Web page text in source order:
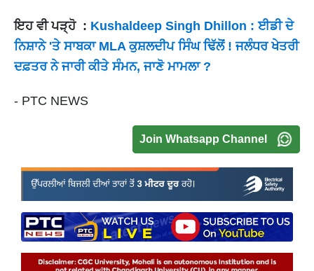
ਇਹ ਵੀ ਪੜ੍ਹੋ : Kushaldeep Singh Dhillon : ਈਡੀ ਦੇ
ਨਿਸ਼ਾਨੇ 'ਤੇ ਸਾਬਕਾ MLA ਕੁਸ਼ਲਦੀਪ ਸਿੰਘ ਢਿੱਲੋਂ ! ਜਲੰਧਰ ਖੇਤਰੀ
ਦਫ਼ਤਰ ਨੇ ਜਾਰੀ ਕੀਤੇ ਸੰਮਨ, ਜਾਣੋ ਮਾਮਲਾ ?
- PTC NEWS
Join Whatsapp Channel